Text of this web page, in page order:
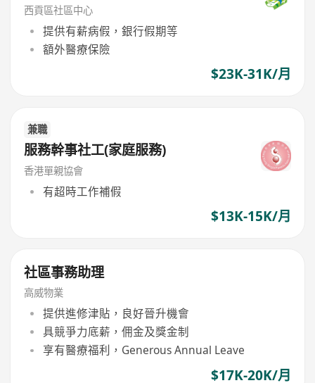
西貢區社區中心
提供有薪病假，銀行假期等
額外醫療保險
$23K-31K/月
兼職
服務幹事社工(家庭服務)
香港單親協會
有超時工作補假
$13K-15K/月
社區事務助理
高威物業
提供進修津貼，良好晉升機會
具競爭力底薪，佣金及獎金制
享有醫療福利，Generous Annual Leave
$17K-20K/月